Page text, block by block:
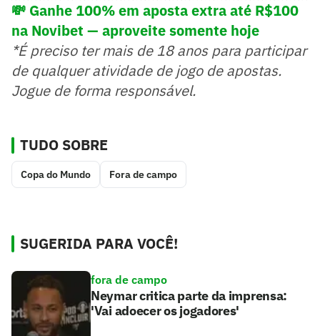
💸 Ganhe 100% em aposta extra até R$100
na Novibet — aproveite somente hoje
*É preciso ter mais de 18 anos para participar
de qualquer atividade de jogo de apostas.
Jogue de forma responsável.
TUDO SOBRE
Copa do Mundo Fora de campo
SUGERIDA PARA VOCÊ!
fora de campo
Neymar critica parte da imprensa:
'Vai adoecer os jogadores'